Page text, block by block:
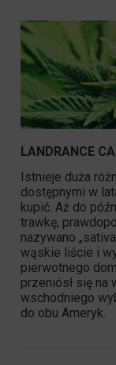
LANDRANCE
Istnieje duża
dostępnymi w
kupić. Aż do
trawkę,
nazywano
wąskie liście i
pierwotnego
przeniósł się na
wschodniego
do obu Ameryk.